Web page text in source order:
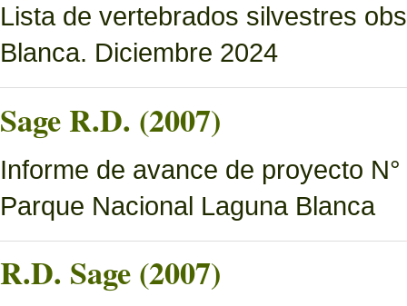
Lista de vertebrados silvestres
Blanca. Diciembre 2024
Sage R.D. (2007)
Informe de avance de proyecto
Parque Nacional Laguna Blanca
R.D. Sage (2007)